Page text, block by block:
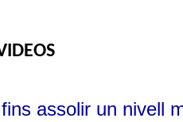
assolir un nivell